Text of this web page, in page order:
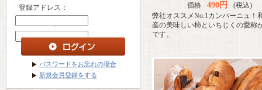
登録アドレス：
パスワードをお忘れの場合
新規会員登録をする
価格 490円
(税込)
弊社オススメNo.1カンパーニュ！
産の美味しい柿といちじくの愛称
です。